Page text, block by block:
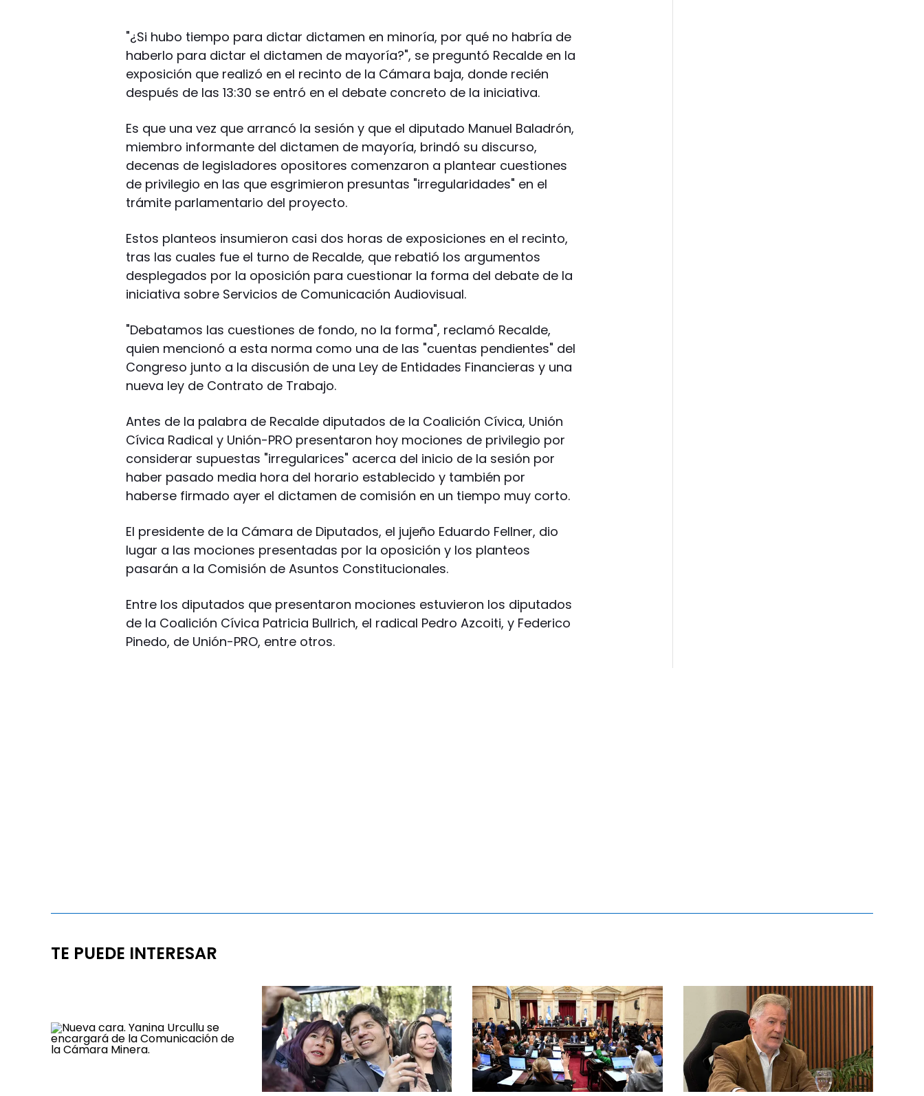
"¿Si hubo tiempo para dictar dictamen en minoría, por qué no habría de
haberlo para dictar el dictamen de mayoría?", se preguntó Recalde en la
exposición que realizó en el recinto de la Cámara baja, donde recién
después de las 13:30 se entró en el debate concreto de la iniciativa.
Es que una vez que arrancó la sesión y que el diputado Manuel Baladrón,
miembro informante del dictamen de mayoría, brindó su discurso,
decenas de legisladores opositores comenzaron a plantear cuestiones
de privilegio en las que esgrimieron presuntas "irregularidades" en el
trámite parlamentario del proyecto.
Estos planteos insumieron casi dos horas de exposiciones en el recinto,
tras las cuales fue el turno de Recalde, que rebatió los argumentos
desplegados por la oposición para cuestionar la forma del debate de la
iniciativa sobre Servicios de Comunicación Audiovisual.
"Debatamos las cuestiones de fondo, no la forma", reclamó Recalde,
quien mencionó a esta norma como una de las "cuentas pendientes" del
Congreso junto a la discusión de una Ley de Entidades Financieras y una
nueva ley de Contrato de Trabajo.
Antes de la palabra de Recalde diputados de la Coalición Cívica, Unión
Cívica Radical y Unión-PRO presentaron hoy mociones de privilegio por
considerar supuestas "irregularices" acerca del inicio de la sesión por
haber pasado media hora del horario establecido y también por
haberse firmado ayer el dictamen de comisión en un tiempo muy corto.
El presidente de la Cámara de Diputados, el jujeño Eduardo Fellner, dio
lugar a las mociones presentadas por la oposición y los planteos
pasarán a la Comisión de Asuntos Constitucionales.
Entre los diputados que presentaron mociones estuvieron los diputados
de la Coalición Cívica Patricia Bullrich, el radical Pedro Azcoiti, y Federico
Pinedo, de Unión-PRO, entre otros.
TE PUEDE INTERESAR